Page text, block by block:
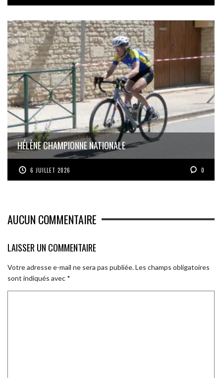
HÉLÈNE CHAMPIONNE NATIONALE
6 JUILLET 2026 0
AUCUN COMMENTAIRE
LAISSER UN COMMENTAIRE
Votre adresse e-mail ne sera pas publiée.Les champs obligatoires
sont indiqués avec *